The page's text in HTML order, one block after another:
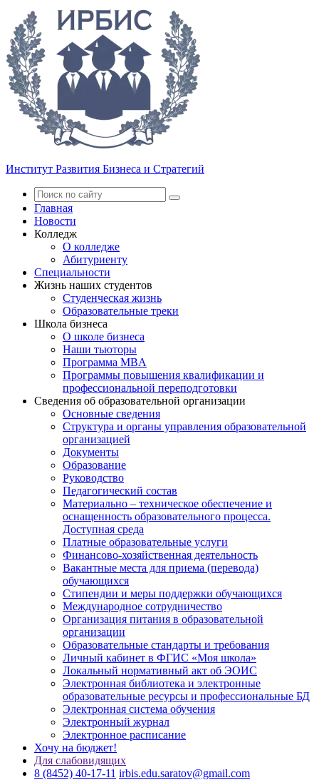
Институт Развития Бизнеса и Стратегий
Главная
Новости
Колледж
О колледже
Абитуриенту
Специальности
Жизнь наших студентов
Студенческая жизнь
Образовательные треки
Школа бизнеса
О школе бизнеса
Наши тьюторы
Программа MBA
Программы повышения квалификации и
профессиональной переподготовки
Сведения об образовательной организации
Основные сведения
Структура и органы управления образовательной
организацией
Документы
Образование
Руководство
Педагогический состав
Материально – техническое обеспечение и
оснащенность образовательного процесса.
Доступная среда
Платные образовательные услуги
Финансово-хозяйственная деятельность
Вакантные места для приема (перевода)
обучающихся
Стипендии и меры поддержки обучающихся
Международное сотрудничество
Организация питания в образовательной
организации
Образовательные стандарты и требования
Личный кабинет в ФГИС «Моя школа»
Локальный нормативный акт об ЭОИС
Электронная библиотека и электронные
образовательные ресурсы и профессиональные БД
Электронная система обучения
Электронный журнал
Электронное расписание
Хочу на бюджет!
Для слабовидящих
8 (8452) 40-17-11 irbis.edu.saratov@gmail.com